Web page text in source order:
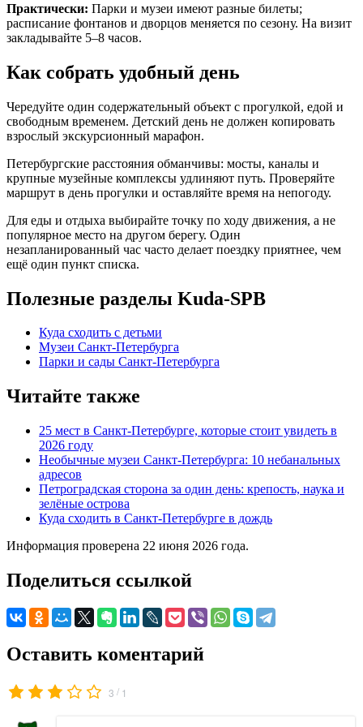
Практически: Парки и музеи имеют разные билеты;
расписание фонтанов и дворцов меняется по сезону. На визит
закладывайте 5–8 часов.
Как собрать удобный день
Чередуйте один содержательный объект с прогулкой, едой и
свободным временем. Детский день не должен копировать
взрослый экскурсионный марафон.
Петербургские расстояния обманчивы: мосты, каналы и
крупные музейные комплексы удлиняют путь. Проверяйте
маршрут в день прогулки и оставляйте время на непогоду.
Для еды и отдыха выбирайте точку по ходу движения, а не
популярное место на другом берегу. Один
незапланированный час часто делает поездку приятнее, чем
ещё один пункт списка.
Полезные разделы Kuda-SPB
Куда сходить с детьми
Музеи Санкт-Петербурга
Парки и сады Санкт-Петербурга
Читайте также
25 мест в Санкт-Петербурге, которые стоит увидеть в
2026 году
Необычные музеи Санкт-Петербурга: 10 небанальных
адресов
Петроградская сторона за один день: крепость, наука и
зелёные острова
Куда сходить в Санкт-Петербурге в дождь
Информация проверена 22 июня 2026 года.
Поделиться ссылкой
Оставить коментарий
3 / 1